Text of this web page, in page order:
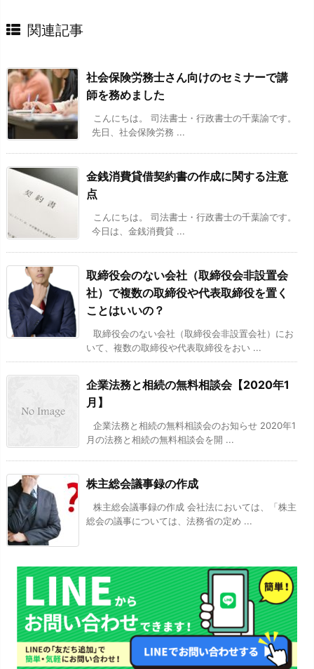
関連記事
社会保険労務士さん向けのセミナーで講
師を務めました
こんにちは。 司法書士・行政書士の千葉諭です。
先日、社会保険労務 ...
金銭消費貸借契約書の作成に関する注意
点
こんにちは。 司法書士・行政書士の千葉諭です。
今日は、金銭消費貸 ...
取締役会のない会社（取締役会非設置会
社）で複数の取締役や代表取締役を置く
ことはいいの？
取締役会のない会社（取締役会非設置会社）にお
いて、複数の取締役や代表取締役をおい ...
企業法務と相続の無料相談会【2020年1
月】
企業法務と相続の無料相談会のお知らせ 2020年1
月の法務と相続の無料相談会を開 ...
株主総会議事録の作成
株主総会議事録の作成 会社法においては、「株主
総会の議事については、法務省の定め ...